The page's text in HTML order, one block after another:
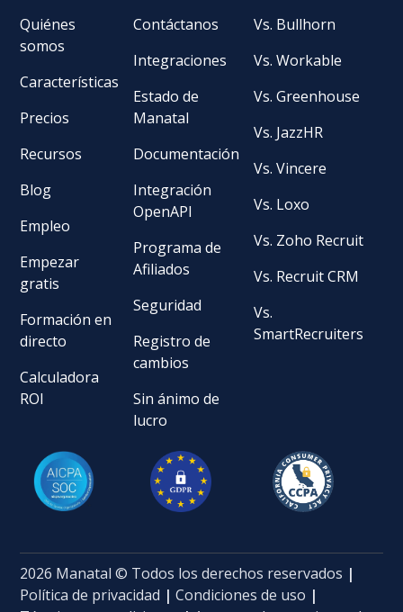
Quiénes
somos
Características
Precios
Recursos
Blog
Empleo
Empezar
gratis
Formación en
directo
Calculadora
ROI
Contáctanos
Integraciones
Estado de
Manatal
Documentación
Integración
OpenAPI
Programa de
Afiliados
Seguridad
Registro de
cambios
Sin ánimo de
lucro
Vs. Bullhorn
Vs. Workable
Vs. Greenhouse
Vs. JazzHR
Vs. Vincere
Vs. Loxo
Vs. Zoho Recruit
Vs. Recruit CRM
Vs.
SmartRecruiters
2026 Manatal © Todos los derechos reservados |
Política de privacidad |Condiciones de uso |